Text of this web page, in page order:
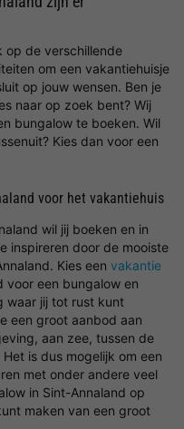
op de verschillende
om een vakantiehuisje
op jouw wensen. Ben je
naar op zoek bent? Wij
bungalow te boeken. Wil
Kies dan voor een
voor het vakantiehuis
wil jij boeken en in
inspireren door de mooiste
Kies een vakantie
voor een bungalow en
waar jij tot rust kunt
een groot aanbod aan
aan zee, tussen de
is dus mogelijk om een
met onder andere veel
in Sint-Annaland op
maken van een groot